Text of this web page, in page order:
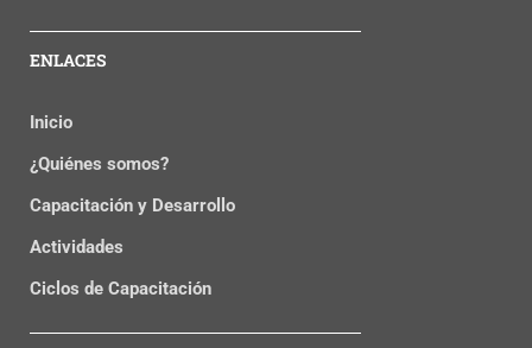
ENLACES
Inicio
¿Quiénes somos?
Capacitación y Desarrollo
Actividades
Ciclos de Capacitación